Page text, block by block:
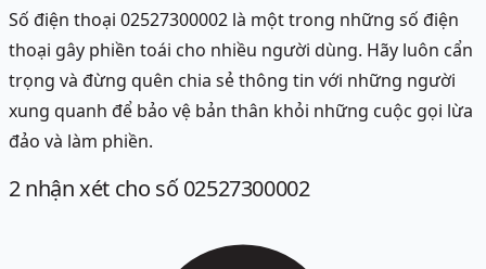
Số điện thoại 02527300002 là một trong những số điện
thoại gây phiền toái cho nhiều người dùng. Hãy luôn cẩn
trọng và đừng quên chia sẻ thông tin với những người
xung quanh để bảo vệ bản thân khỏi những cuộc gọi lừa
đảo và làm phiền.
2nhận xét cho số 02527300002